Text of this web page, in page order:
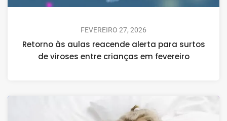
FEVEREIRO 27, 2026
Retorno às aulas reacende alerta para surtos
de viroses entre crianças em fevereiro